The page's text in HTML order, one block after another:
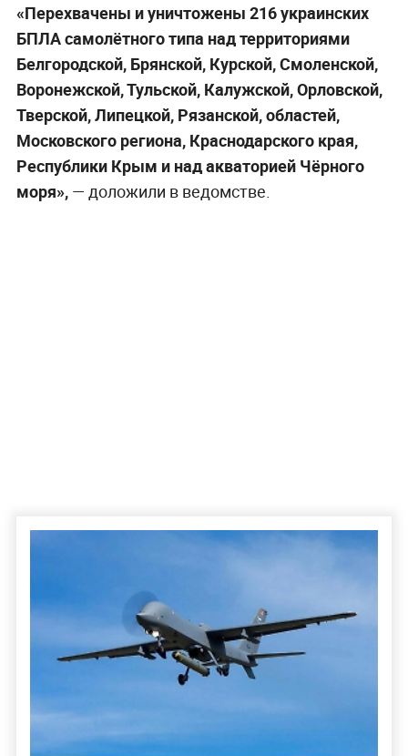
«Перехвачены и уничтожены 216 украинских
БПЛА самолётного типа над территориями
Белгородской, Брянской, Курской, Смоленской,
Воронежской, Тульской, Калужской, Орловской,
Тверской, Липецкой, Рязанской, областей,
Московского региона, Краснодарского края,
Республики Крым и над акваторией Чёрного
моря»,— доложили в ведомстве.